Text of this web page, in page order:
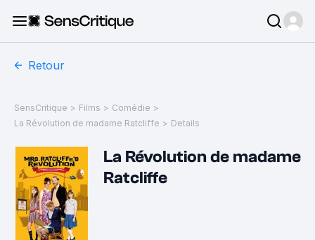
Retour
SensCritique > Films > Comédie >
La Révolution de madame Ratcliffe > Details
La Révolution de madame
Ratcliffe